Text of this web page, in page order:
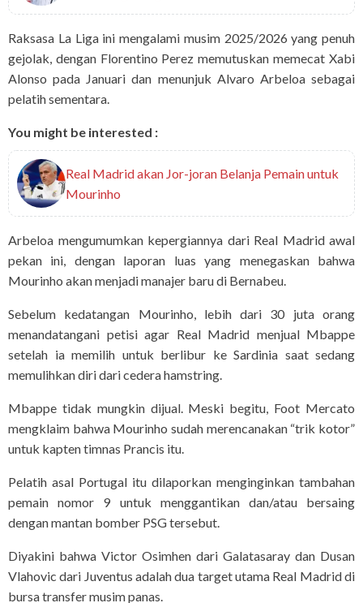
Raksasa La Liga ini mengalami musim 2025/2026 yang penuh
gejolak, dengan Florentino Perez memutuskan memecat Xabi
Alonso pada Januari dan menunjuk Alvaro Arbeloa sebagai
pelatih sementara.
You might be interested :
Real Madrid akan Jor-joran Belanja Pemain untuk
Mourinho
Arbeloa mengumumkan kepergiannya dari Real Madrid awal
pekan ini, dengan laporan luas yang menegaskan bahwa
Mourinho akan menjadi manajer baru di Bernabeu.
Sebelum kedatangan Mourinho, lebih dari 30 juta orang
menandatangani petisi agar Real Madrid menjual Mbappe
setelah ia memilih untuk berlibur ke Sardinia saat sedang
memulihkan diri dari cedera hamstring.
Mbappe tidak mungkin dijual. Meski begitu, Foot Mercato
mengklaim bahwa Mourinho sudah merencanakan “trik kotor”
untuk kapten timnas Prancis itu.
Pelatih asal Portugal itu dilaporkan menginginkan tambahan
pemain nomor 9 untuk menggantikan dan/atau bersaing
dengan mantan bomber PSG tersebut.
Diyakini bahwa Victor Osimhen dari Galatasaray dan Dusan
Vlahovic dari Juventus adalah dua target utama Real Madrid di
bursa transfer musim panas.